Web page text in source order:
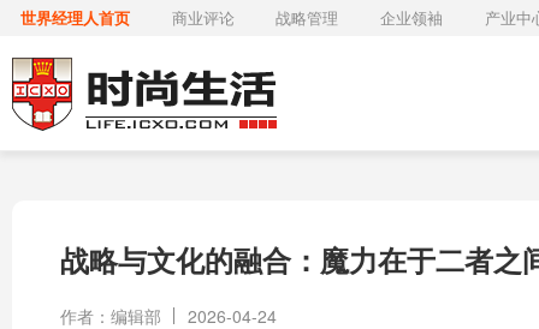
世界经理人首页 商业评论 战略管理 企业领袖 产业中
战略与文化的融合：魔力在于二者之
作者：编辑部 2026-04-24